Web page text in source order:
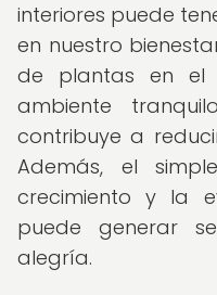
interiores puede
en nuestro
de plantas en el
ambiente
contribuye a
Además, el
crecimiento y la
puede generar
alegría.